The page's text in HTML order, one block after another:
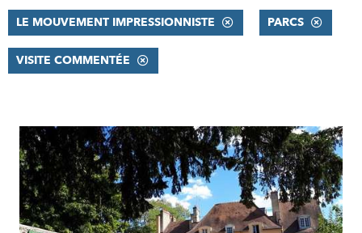
LE MOUVEMENT IMPRESSIONNISTE PARCS
VISITE COMMENTÉE
RÉSULTATS